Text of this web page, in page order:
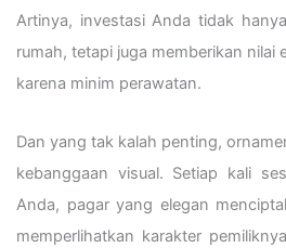
Artinya, investasi Anda tidak
rumah, tetapi juga memberikan nilai
karena minim perawatan.
Dan yang tak kalah penting,
kebanggaan visual. Setiap kali
Anda, pagar yang elegan
memperlihatkan karakter